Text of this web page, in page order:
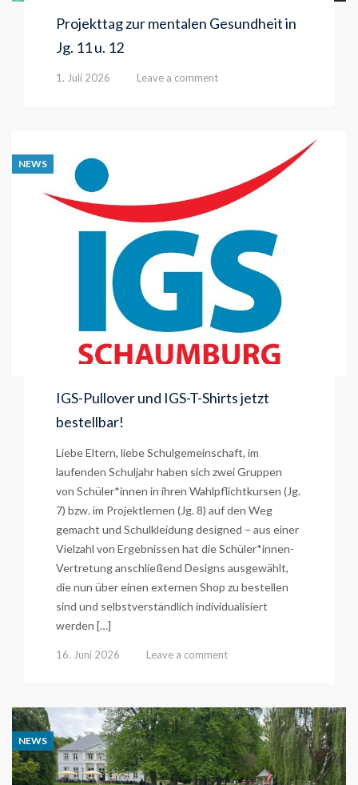
Projekttag zur mentalen Gesundheit in
Jg. 11 u. 12
1. Juli 2026 Leave a comment
NEWS
IGS-Pullover und IGS-T-Shirts jetzt
bestellbar!
Liebe Eltern, liebe Schulgemeinschaft, im
laufenden Schuljahr haben sich zwei Gruppen
von Schüler*innen in ihren Wahlpflichtkursen (Jg.
7) bzw. im Projektlernen (Jg. 8) auf den Weg
gemacht und Schulkleidung designed – aus einer
Vielzahl von Ergebnissen hat die Schüler*innen-
Vertretung anschließend Designs ausgewählt,
die nun über einen externen Shop zu bestellen
sind und selbstverständlich individualisiert
werden […]
16. Juni 2026 Leave a comment
NEWS